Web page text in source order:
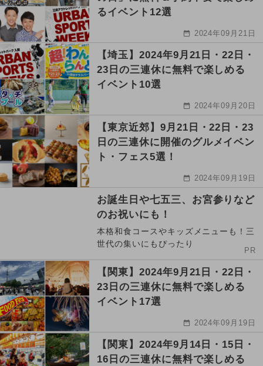
るイベント12選
2024年09月21日
【埼玉】2024年9月21日・22日・
23日の三連休に無料で楽しめる
イベント10選
2024年09月20日
【東京近郊】9月21日・22日・23
日の三連休に開催のグルメイベン
ト・フェス5選！
2024年09月19日
お誕生日や七五三、お宮参りなど
のお祝いにも！
本格和食コースやキッズメニューも！三
世代の集いにもぴったり
PR
【関東】2024年9月21日・22日・
23日の三連休に無料で楽しめる
イベント17選
2024年09月19日
【関東】2024年9月14日・15日・
16日の三連休に無料で楽しめる